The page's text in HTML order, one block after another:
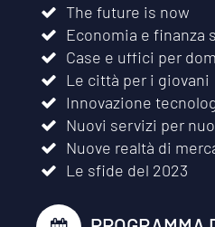
The future is now
Economia e finanza
Case e uffici per
Le città per i giovani
Innovazione
Nuovi servizi per
Nuove realtà di
Le sfide del 2023